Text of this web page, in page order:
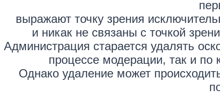
выражают точку зрения
и никак не связаны с точкой
Администрация старается удалять
процессе модерации, так и по
Однако удаление может